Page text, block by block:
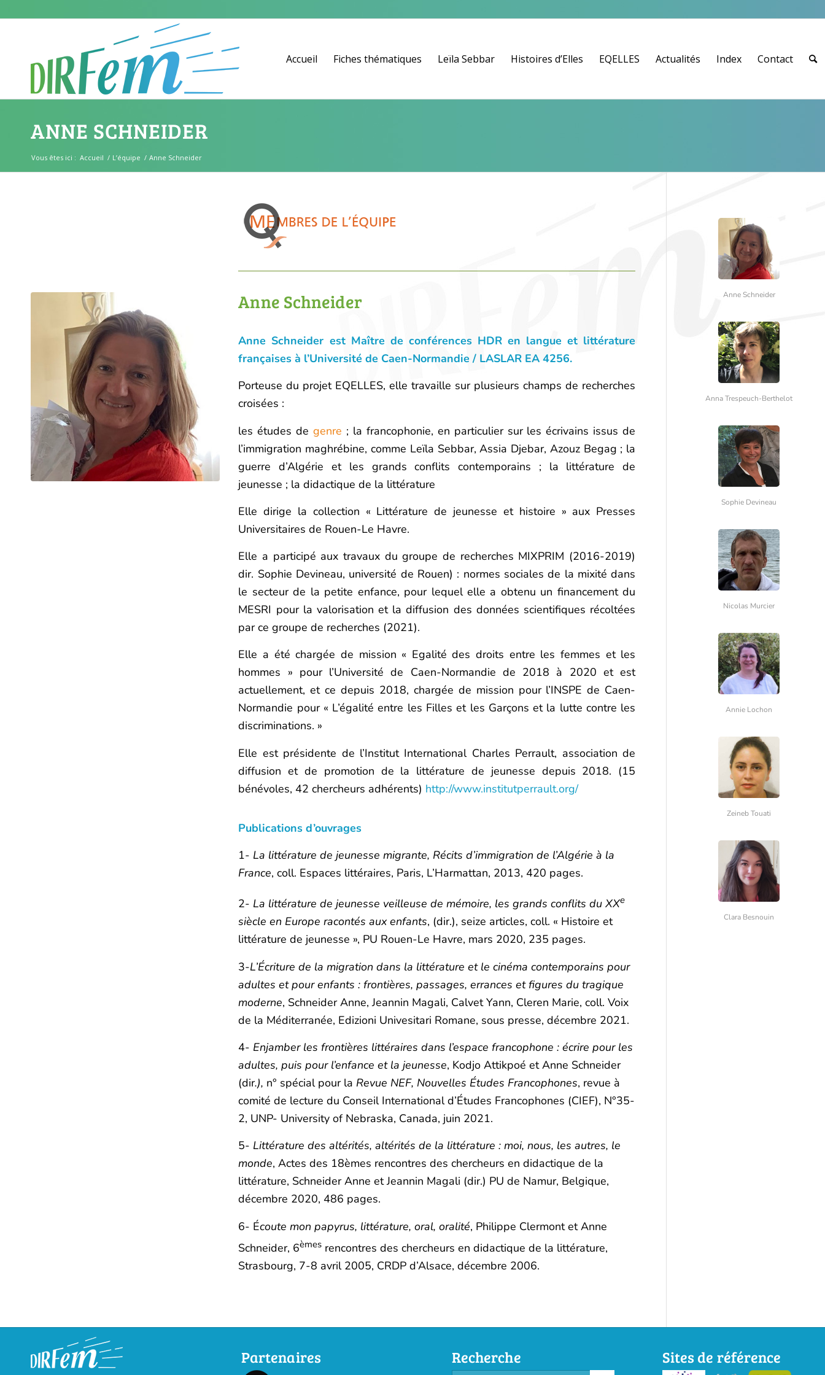
Accueil Fiches thématiques Leïla Sebbar Histoires d’Elles EQELLES Actualités Index Contact
ANNE SCHNEIDER
Vous êtes ici : Accueil / L’équipe / Anne Schneider
Anne Schneider
Anne Schneider est Maître de conférences HDR en langue et littérature
françaises à l’Université de Caen-Normandie / LASLAR EA 4256.
Porteuse du projet EQELLES, elle travaille sur plusieurs champs de recherches
croisées :
les études degenre ; la francophonie, en particulier sur les écrivains issus de
l’immigration maghrébine, comme Leïla Sebbar, Assia Djebar, Azouz Begag ; la
guerre d’Algérie et les grands conflits contemporains ; la littérature de
jeunesse ; la didactique de la littérature
Elle dirige la collection « Littérature de jeunesse et histoire » aux Presses
Universitaires de Rouen-Le Havre.
Elle a participé aux travaux du groupe de recherches MIXPRIM (2016-2019)
dir. Sophie Devineau, université de Rouen) : normes sociales de la mixité dans
le secteur de la petite enfance, pour lequel elle a obtenu un financement du
MESRI pour la valorisation et la diffusion des données scientifiques récoltées
par ce groupe de recherches (2021).
Elle a été chargée de mission « Egalité des droits entre les femmes et les
hommes » pour l’Université de Caen-Normandie de 2018 à 2020 et est
actuellement, et ce depuis 2018, chargée de mission pour l’INSPE de Caen-
Normandie pour « L’égalité entre les Filles et les Garçons et la lutte contre les
discriminations. »
Elle est présidente de l’Institut International Charles Perrault, association de
diffusion et de promotion de la littérature de jeunesse depuis 2018. (15
bénévoles, 42 chercheurs adhérents) http://www.institutperrault.org/
Publications d’ouvrages
1- La littérature de jeunesse migrante, Récits d’immigration de l’Algérie à la
France, coll. Espaces littéraires, Paris, L’Harmattan, 2013, 420 pages.
2- La littérature de jeunesse veilleuse de mémoire, les grands conflits du XXe
siècle en Europe racontés aux enfants, (dir.), seize articles, coll. « Histoire et
littérature de jeunesse », PU Rouen-Le Havre, mars 2020, 235 pages.
3-L’Écriture de la migration dans la littérature et le cinéma contemporains pour
adultes et pour enfants : frontières, passages, errances et figures du tragique
moderne, Schneider Anne, Jeannin Magali, Calvet Yann, Cleren Marie, coll. Voix
de la Méditerranée, Edizioni Univesitari Romane, sous presse, décembre 2021.
4- Enjamber les frontières littéraires dans l’espace francophone : écrire pour les
adultes, puis pour l’enfance et la jeunesse, Kodjo Attikpoé et Anne Schneider
(dir.), n° spécial pour la Revue NEF, Nouvelles Études Francophones, revue à
comité de lecture du Conseil International d’Études Francophones (CIEF), N°35-
2, UNP- University of Nebraska, Canada, juin 2021.
5- Littérature des altérités, altérités de la littérature : moi, nous, les autres, le
monde, Actes des 18èmes rencontres des chercheurs en didactique de la
littérature, Schneider Anne et Jeannin Magali (dir.) PU de Namur, Belgique,
décembre 2020, 486 pages.
6- Écoute mon papyrus, littérature, oral, oralité, Philippe Clermont et Anne
Schneider, 6èmes rencontres des chercheurs en didactique de la littérature,
Strasbourg, 7-8 avril 2005, CRDP d’Alsace, décembre 2006.
Anne Schneider
Anna Trespeuch-Berthelot
Sophie Devineau
Nicolas Murcier
Annie Lochon
Zeineb Touati
Clara Besnouin
Partenaires Recherche Sites de référence